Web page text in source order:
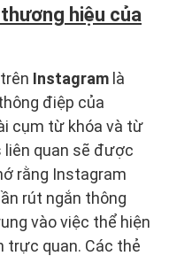
hiệu của
Instagram là
điệp của
cụm từ khóa và từ
liên quan sẽ được
rằng Instagram
rút ngắn thông
vào việc thể hiện
trực quan. Các thẻ